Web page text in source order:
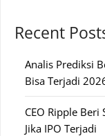
Recent
Analis Prediksi
Bisa Terjadi
CEO Ripple Beri
Jika IPO Terjadi